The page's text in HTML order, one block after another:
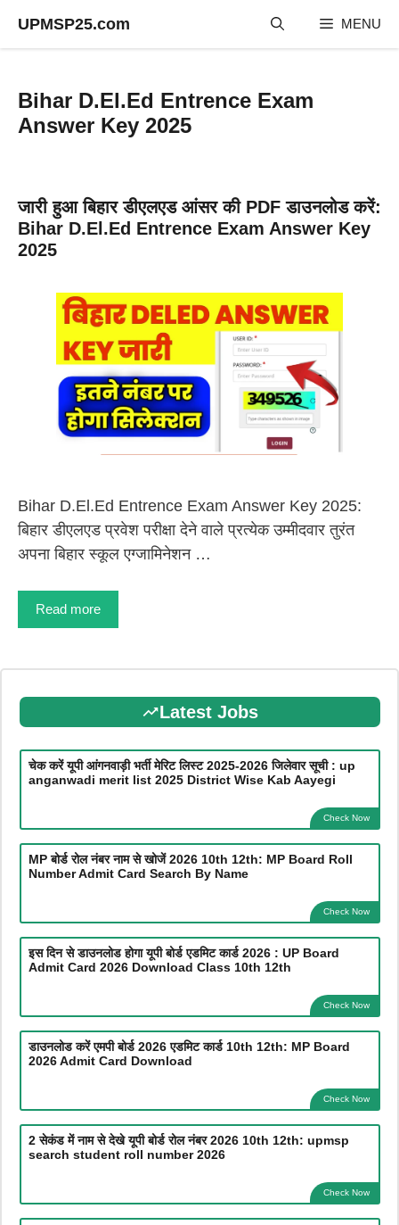
UPMSP25.com MENU
Bihar D.El.Ed Entrence Exam
Answer Key 2025
जारी हुआ बिहार डीएलएड आंसर की PDF डाउनलोड करें:
Bihar D.El.Ed Entrence Exam Answer Key
2025
Bihar D.El.Ed Entrence Exam Answer Key 2025:
बिहार डीएलएड प्रवेश परीक्षा देने वाले प्रत्येक उम्मीदवार तुरंत
अपना बिहार स्कूल एग्जामिनेशन …
Read more
Latest Jobs
चेक करें यूपी आंगनवाड़ी भर्ती मेरिट लिस्ट 2025-2026 जिलेवार सूची : up
anganwadi merit list 2025 District Wise Kab Aayegi
Check Now
MP बोर्ड रोल नंबर नाम से खोजें 2026 10th 12th: MP Board Roll
Number Admit Card Search By Name
Check Now
इस दिन से डाउनलोड होगा यूपी बोर्ड एडमिट कार्ड 2026 : UP Board
Admit Card 2026 Download Class 10th 12th
Check Now
डाउनलोड करें एमपी बोर्ड 2026 एडमिट कार्ड 10th 12th: MP Board
2026 Admit Card Download
Check Now
2 सेकंड में नाम से देखे यूपी बोर्ड रोल नंबर 2026 10th 12th: upmsp
search student roll number 2026
Check Now